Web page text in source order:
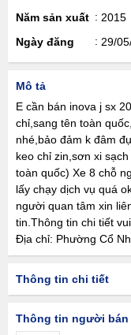
Năm sản xuất
2015
Ngày đăng
29/
Mô tả
E cần bán inova j sx
chỉ,sang tên toàn
nhé,bảo đảm k đâm
keo chỉ zin,sơn xi
toàn quốc) Xe 8 chỗ
lấy chạy dịch vụ quá
người quan tâm xin
tin.Thông tin chi tiết
Địa chỉ: Phường Cổ
Thông tin chi tiết
Thông tin người bán